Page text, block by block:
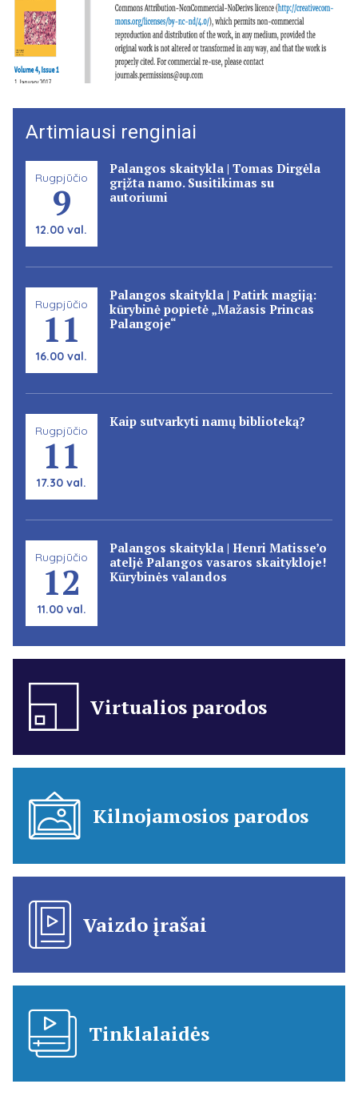
Artimiausi renginiai
Rugpjūčio
9
12.00 val.
Palangos skaitykla | Tomas Dirgėla
grįžta namo. Susitikimas su
autoriumi
Rugpjūčio
11
16.00 val.
Palangos skaitykla | Patirk magiją:
kūrybinė popietė „Mažasis Princas
Palangoje“
Rugpjūčio
11
17.30 val.
Kaip sutvarkyti namų biblioteką?
Rugpjūčio
12
11.00 val.
Palangos skaitykla | Henri Matisse’o
ateljė Palangos vasaros skaitykloje!
Kūrybinės valandos
Virtualios parodos
Kilnojamosios parodos
Vaizdo įrašai
Tinklalaidės